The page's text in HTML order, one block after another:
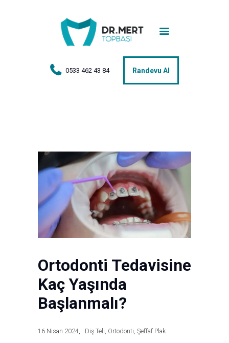
0533 462 43 84 Randevu Al
Anasayfa
Tedaviler
Hakkımda
İletişim
Ortodonti Tedavisine
Kaç Yaşında
Başlanmalı?
16 Nisan 2024 Diş Teli, Ortodonti,Şeffaf Plak